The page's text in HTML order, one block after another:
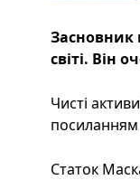
Засновник
світі. Він
Чисті
посиланням
Статок